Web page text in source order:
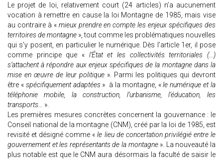
Le projet de loi, relativement court (24 articles) n’a aucunement
vocation à remettre en cause la loi Montagne de 1985, mais vise
au contraire à «mieux prendre en compte les enjeux spécifiques des
territoires de montagne », tout comme les problématiques nouvelles
qui s’y posent, en particulier le numérique. Dès l’article 1er, il pose
comme principe que « l’État et les collectivités territoriales (…)
s’attachent à répondre aux enjeux spécifiques de la montagne dans la
mise en œuvre de leur politique ». Parmi les politiques qui devront
être « spécifiquement adaptées» à la montagne, «le numérique et la
téléphonie mobile, la construction, l’urbanisme, l’éducation, les
transports… ».
Les premières mesures concrètes concernent la gouvernance : le
Conseil national de la montagne (CNM), créé par la loi de 1985, est
revisité et désigné comme « le lieu de concertation privilégié entre le
gouvernement et les représentants de la montagne». La nouveauté la
plus notable est que le CNM aura désormais la faculté de saisir le